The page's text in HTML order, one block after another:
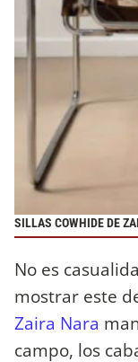
SILLAS COWHIDE DE
No es
mostrar este
Zaira Nara
campo, los